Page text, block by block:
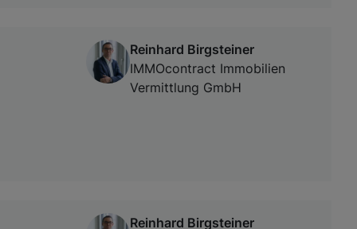
Reinhard Birgsteiner
IMMOcontract Immobilien
Vermittlung GmbH
Reinhard Birgsteiner